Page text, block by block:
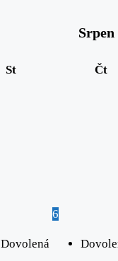
Srpen
St Čt
Dovolená
6